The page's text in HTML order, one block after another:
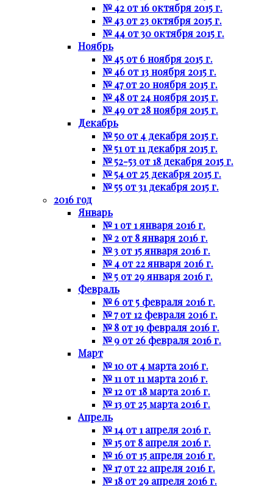
№ 42 от 16 октября 2015 г.
№ 43 от 23 октября 2015 г.
№ 44 от 30 октября 2015 г.
Ноябрь
№ 45 от 6 ноября 2015 г.
№ 46 от 13 ноября 2015 г.
№ 47 от 20 ноября 2015 г.
№ 48 от 24 ноября 2015 г.
№ 49 от 28 ноября 2015 г.
Декабрь
№ 50 от 4 декабря 2015 г.
№ 51 от 11 декабря 2015 г.
№ 52-53 от 18 декабря 2015 г.
№ 54 от 25 декабря 2015 г.
№ 55 от 31 декабря 2015 г.
2016 год
Январь
№ 1 от 1 января 2016 г.
№ 2 от 8 января 2016 г.
№ 3 от 15 января 2016 г.
№ 4 от 22 января 2016 г.
№ 5 от 29 января 2016 г.
Февраль
№ 6 от 5 февраля 2016 г.
№ 7 от 12 февраля 2016 г.
№ 8 от 19 февраля 2016 г.
№ 9 от 26 февраля 2016 г.
Март
№ 10 от 4 марта 2016 г.
№ 11 от 11 марта 2016 г.
№ 12 от 18 марта 2016 г.
№ 13 от 25 марта 2016 г.
Апрель
№ 14 от 1 апреля 2016 г.
№ 15 от 8 апреля 2016 г.
№ 16 от 15 апреля 2016 г.
№ 17 от 22 апреля 2016 г.
№ 18 от 29 апреля 2016 г.